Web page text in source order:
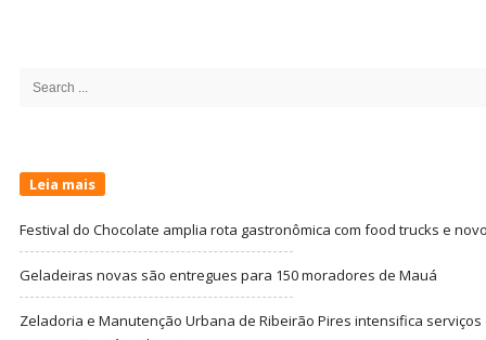
Leia mais
Festival do Chocolate amplia rota gastronômica com food trucks e
Geladeiras novas são entregues para 150 moradores de Mauá
Zeladoria e Manutenção Urbana de Ribeirão Pires intensifica